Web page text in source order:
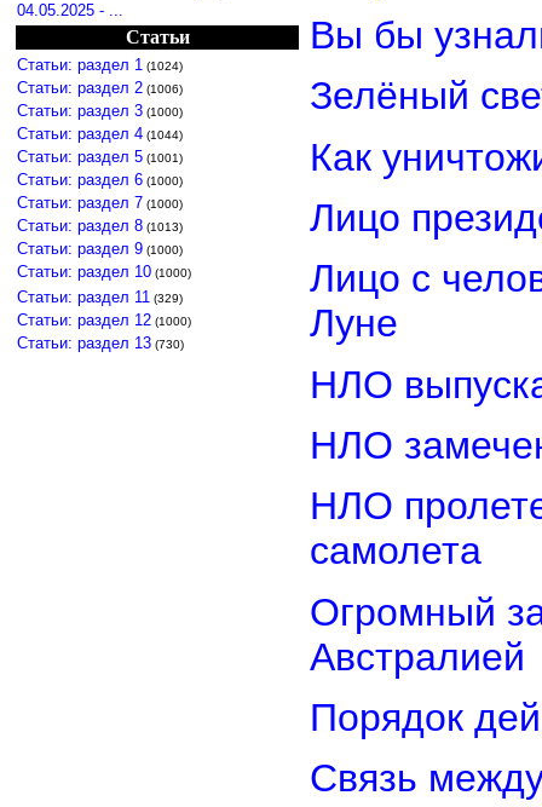
04.05.2025 - ...
Статьи
Статьи: раздел 1 (1024)
Статьи: раздел 2 (1006)
Статьи: раздел 3 (1000)
Статьи: раздел 4 (1044)
Статьи: раздел 5 (1001)
Статьи: раздел 6 (1000)
Статьи: раздел 7 (1000)
Статьи: раздел 8 (1013)
Статьи: раздел 9 (1000)
Статьи: раздел 10 (1000)
Статьи: раздел 11 (329)
Статьи: раздел 12 (1000)
Статьи: раздел 13 (730)
Вы бы
Зелёный
Как
Лицо
Лицо с
Луне
НЛО
НЛО
НЛО
самолета
Огромный
Австралией
Порядок
Связь